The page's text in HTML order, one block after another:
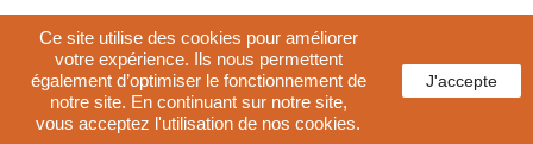
NOTRE BOUTIQUE
Ce site utilise des cookies pour améliorer
votre expérience. Ils nous permettent
également d’optimiser le fonctionnement de
notre site. En continuant sur notre site,
vous acceptez l'utilisation de nos cookies.
J'accepte
Conditions générales de vente
Politique de confidentialités
Mentions légales